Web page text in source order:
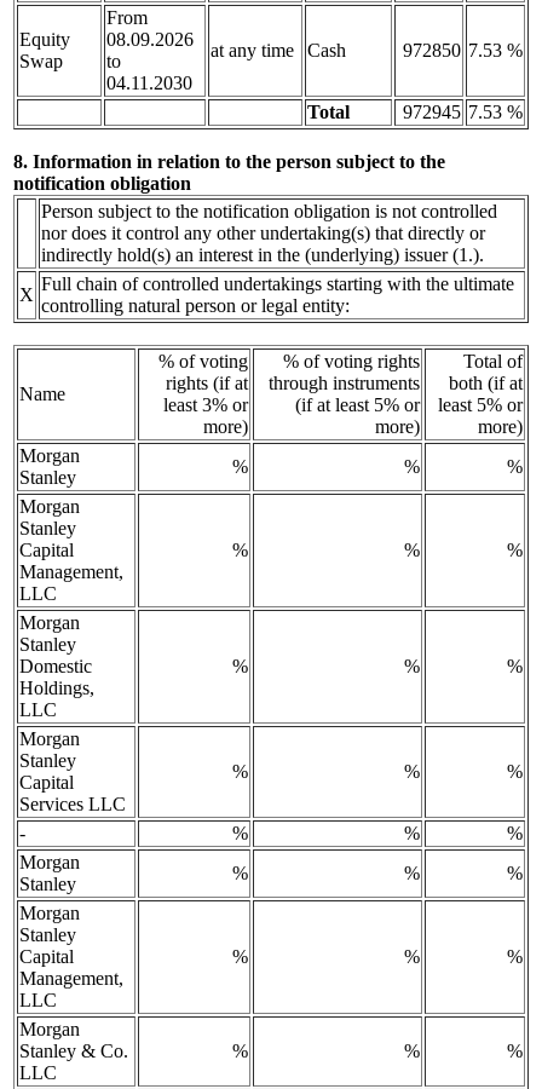
Equity
Swap
From
08.09.2026
to
04.11.2030
at any time Cash 972850 7.53 %
Total 972945 7.53 %
8. Information in relation to the person subject to the
notification obligation
Person subject to the notification obligation is not controlled
nor does it control any other undertaking(s) that directly or
indirectly hold(s) an interest in the (underlying) issuer (1.).
X
Full chain of controlled undertakings starting with the ultimate
controlling natural person or legal entity:
Name
% of voting
rights (if at
least 3% or
more)
% of voting rights
through instruments
(if at least 5% or
more)
Total of
both (if at
least 5% or
more)
Morgan
Stanley
% %
%
Morgan
Stanley
Capital
Management,
LLC
% % %
Morgan
Stanley
Domestic
Holdings,
LLC
% % %
Morgan
Stanley
Capital
Services LLC
% % %
- % %
%
Morgan
Stanley
% %
%
Morgan
Stanley
Capital
Management,
LLC
% % %
Morgan
Stanley & Co.
LLC
% % %